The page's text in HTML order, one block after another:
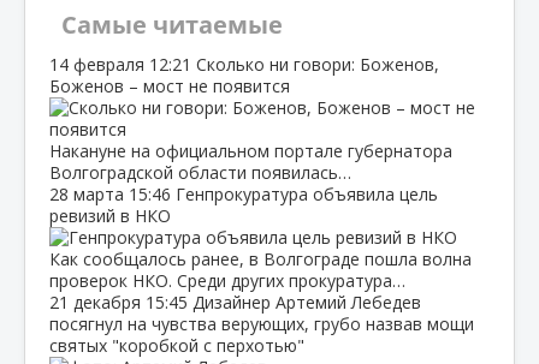
Самые читаемые
14 февраля 12:21 Сколько ни говори: Боженов,
Боженов – мост не появится
Накануне на официальном портале губернатора
Волгоградской области появилась…
28 марта 15:46 Генпрокуратура объявила цель
ревизий в НКО
Как сообщалось ранее, в Волгограде пошла волна
проверок НКО. Среди других прокуратура…
21 декабря 15:45 Дизайнер Артемий Лебедев
посягнул на чувства верующих, грубо назвав мощи
святых "коробкой с перхотью"